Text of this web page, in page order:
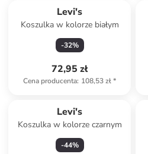
Levi's
Koszulka w kolorze białym
-32%
72,95 zł
Cena producenta: 108,53 zł*
Levi's
Koszulka w kolorze czarnym
-44%